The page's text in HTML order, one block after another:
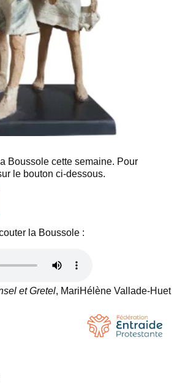
Boussole cette semaine. Pour
le bouton ci-dessous.
la Boussole :
et Gretel, MariHélène Vallade-Huet